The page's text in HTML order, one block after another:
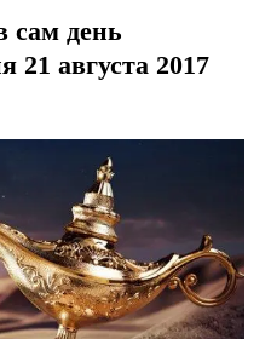
сам день
21 августа 2017